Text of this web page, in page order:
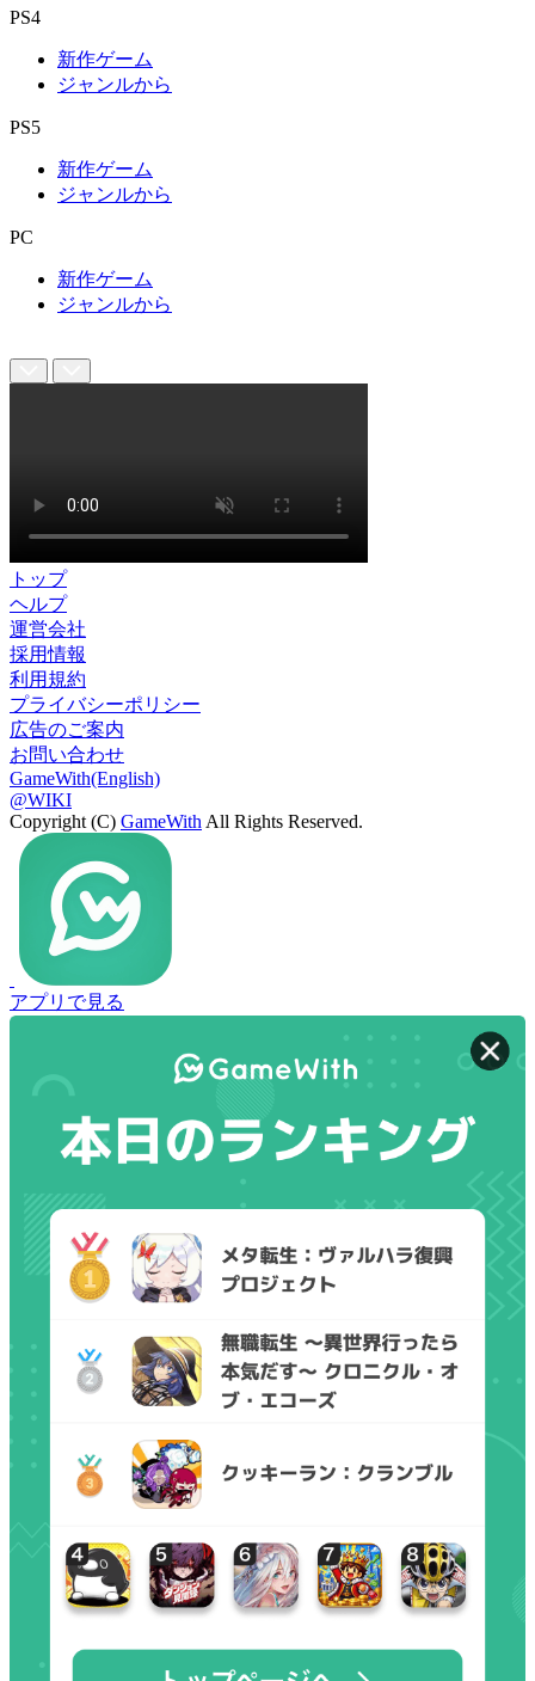
PS4
新作ゲーム
ジャンルから
PS5
新作ゲーム
ジャンルから
PC
新作ゲーム
ジャンルから
トップ
ヘルプ
運営会社
採用情報
利用規約
プライバシーポリシー
広告のご案内
お問い合わせ
GameWith(English)
@WIKI
Copyright (C) GameWith All Rights Reserved.
アプリで見る